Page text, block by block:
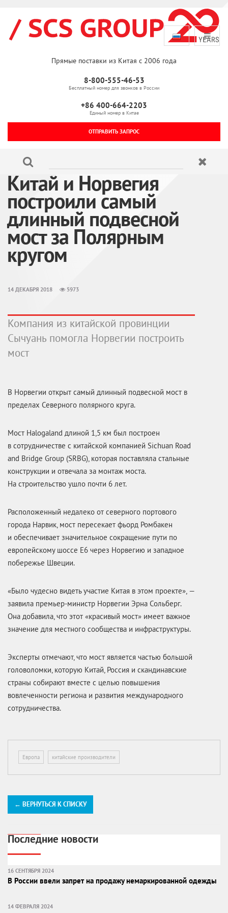
Прямые поставки из Китая с 2006 года
8-800-555-46-53
Бесплатный номер для звонков в России
+86 400-664-2203
Единый номер в Китае
ОТПРАВИТЬ ЗАПРОС
Китай и Норвегия
построили самый
длинный подвесной
мост за Полярным
кругом
14 ДЕКАБРЯ 2018 5973
Компания из китайской провинции
Сычуань помогла Норвегии построить
мост
В Норвегии открыт самый длинный подвесной мост в
пределах Северного полярного круга.
Мост Halogaland длиной 1,5 км был построен
в сотрудничестве с китайской компанией Sichuan Road
and Bridge Group (SRBG), которая поставляла стальные
конструкции и отвечала за монтаж моста.
На строительство ушло почти 6 лет.
Расположенный недалеко от северного портового
города Нарвик, мост пересекает фьорд Ромбакен
и обеспечивает значительное сокращение пути по
европейскому шоссе E6 через Норвегию и западное
побережье Швеции.
«Было чудесно видеть участие Китая в этом проекте», —
заявила премьер-министр Норвегии Эрна Сольберг.
Она добавила, что этот «красивый мост» имеет важное
значение для местного сообщества и инфраструктуры.
Эксперты отмечают, что мост является частью большой
головоломки, которую Китай, Россия и скандинавские
страны собирают вместе с целью повышения
вовлеченности региона и развития международного
сотрудничества.
Европа китайские производители
← ВЕРНУТЬСЯ К СПИСКУ
Последние новости
16 СЕНТЯБРЯ 2024
В России ввели запрет на продажу немаркированной одежды
14 ФЕВРАЛЯ 2024